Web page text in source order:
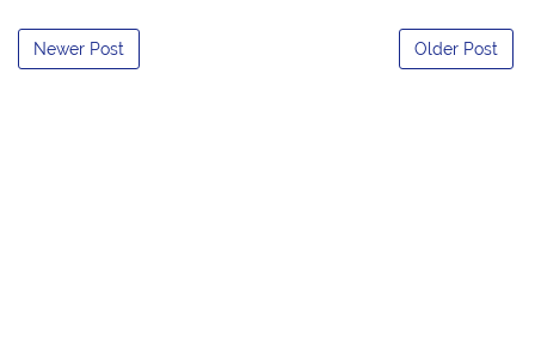
Newer Post Older Post